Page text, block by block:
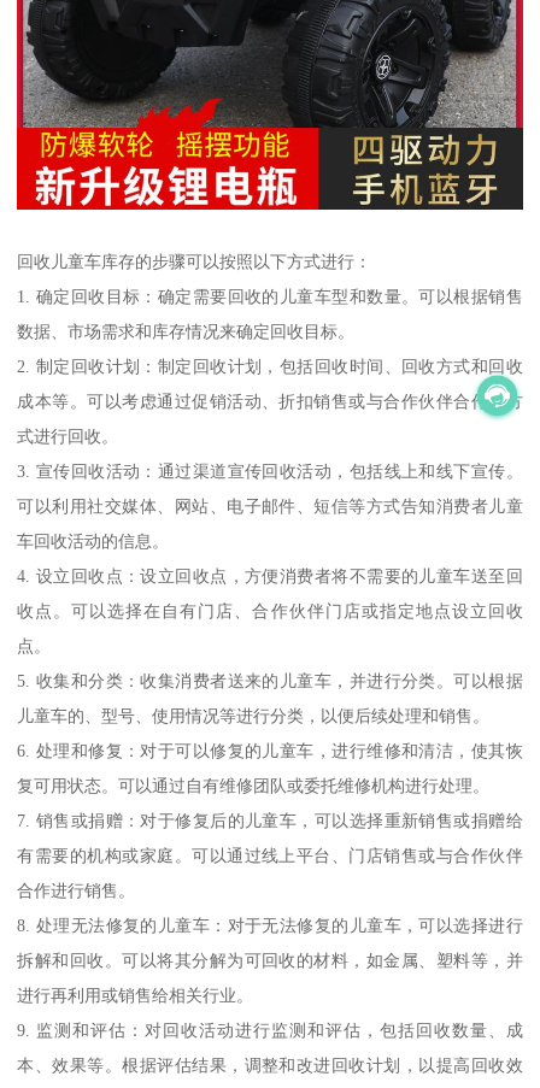
回收儿童车库存的步骤可以按照以下方式进行：
1. 确定回收目标：确定需要回收的儿童车型和数量。可以根据销售
数据、市场需求和库存情况来确定回收目标。
2. 制定回收计划：制定回收计划，包括回收时间、回收方式和回收
成本等。可以考虑通过促销活动、折扣销售或与合作伙伴合作等方
式进行回收。
3. 宣传回收活动：通过渠道宣传回收活动，包括线上和线下宣传。
可以利用社交媒体、网站、电子邮件、短信等方式告知消费者儿童
车回收活动的信息。
4. 设立回收点：设立回收点，方便消费者将不需要的儿童车送至回
收点。可以选择在自有门店、合作伙伴门店或指定地点设立回收
点。
5. 收集和分类：收集消费者送来的儿童车，并进行分类。可以根据
儿童车的、型号、使用情况等进行分类，以便后续处理和销售。
6. 处理和修复：对于可以修复的儿童车，进行维修和清洁，使其恢
复可用状态。可以通过自有维修团队或委托维修机构进行处理。
7. 销售或捐赠：对于修复后的儿童车，可以选择重新销售或捐赠给
有需要的机构或家庭。可以通过线上平台、门店销售或与合作伙伴
合作进行销售。
8. 处理无法修复的儿童车：对于无法修复的儿童车，可以选择进行
拆解和回收。可以将其分解为可回收的材料，如金属、塑料等，并
进行再利用或销售给相关行业。
9. 监测和评估：对回收活动进行监测和评估，包括回收数量、成
本、效果等。根据评估结果，调整和改进回收计划，以提高回收效